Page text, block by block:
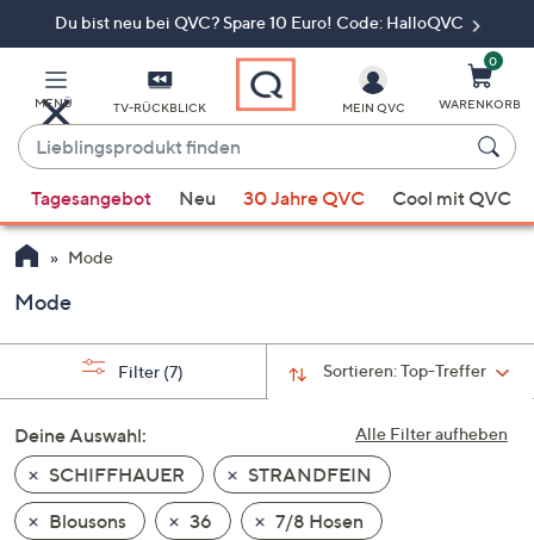
Du bist neu bei QVC? Spare 10 Euro! Code: HalloQVC
MENÜ TV-RÜCKBLICK
Lieblingsprodukt
finden
Vorschläge
verfügbar
sind,
verwenden
oben
und
nach
unten
MEIN QVC
0
WARENKORB
Tagesangebot Neu 30 Jahre QVC Cool mit QVC
Mode
Mode
Sortieren:Top-Treffer
Filter (7)
Alle Filter aufheben
Deine Auswahl:
SCHIFFHAUER
STRANDFEIN
Blousons
36
7/8 Hosen